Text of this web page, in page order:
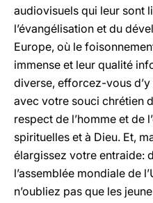
audiovisuels qui leur sont
l’évangélisation et du
Europe, où le
immense et leur qualité
diverse, efforcez-vous
avec votre souci chrétien
respect de l’homme et de
spirituelles et à Dieu. Et,
élargissez votre entraide:
l’assemblée mondiale de
n’oubliez pas que les